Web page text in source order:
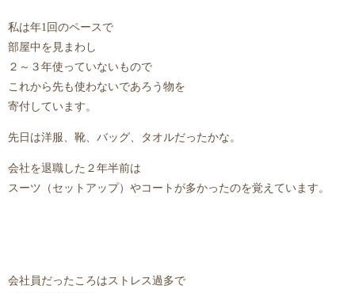
私は年1回のペースで
部屋中を見まわし
２～３年使っていないもので
これから先も使わないであろう物を
寄付しています。
先日は洋服、靴、バッグ、タオルだったかな。
会社を退職した２年半前は
スーツ（セットアップ）やコートが多かったのを覚えています。
会社員だったころはストレス過多で